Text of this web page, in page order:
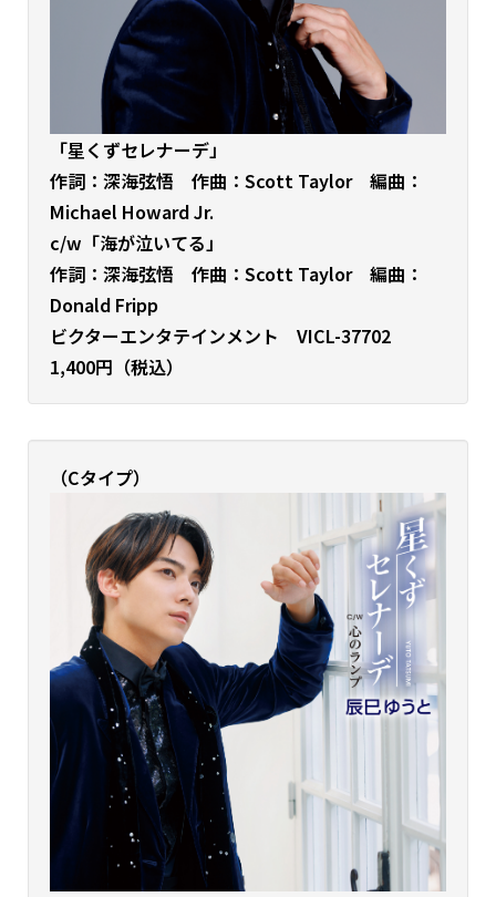
「星くずセレナーデ」
作詞：深海弦悟 作曲：Scott Taylor 編曲：
Michael Howard Jr.
c/w「海が泣いてる」
作詞：深海弦悟 作曲：Scott Taylor 編曲：
Donald Fripp
ビクターエンタテインメント VICL-37702
1,400円（税込）
（Cタイプ）